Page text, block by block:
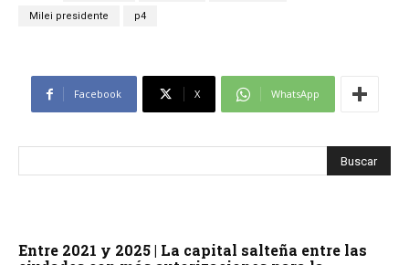
Milei presidente p4
Facebook X WhatsApp
Entre 2021 y 2025 | La capital salteña entre las